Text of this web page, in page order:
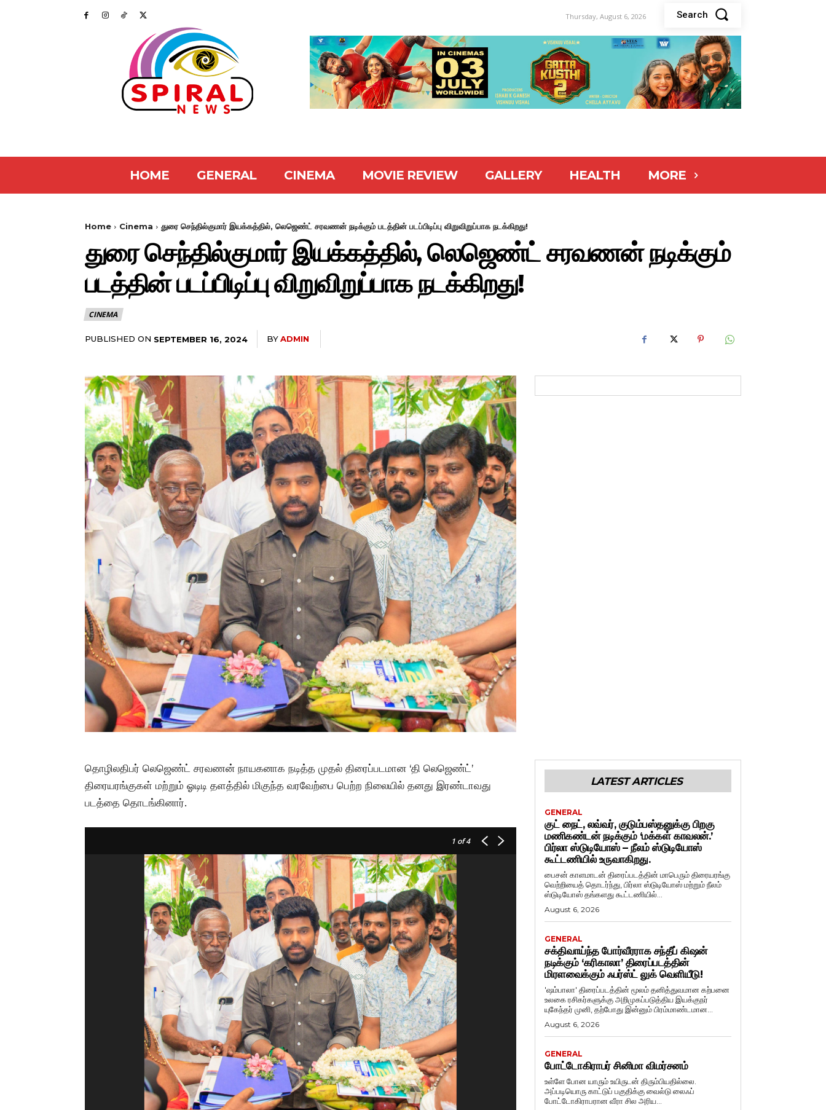
Thursday, August 6, 2026 Search
HOME GENERAL CINEMA MOVIE REVIEW GALLERY HEALTH MORE
Home Cinema துரை செந்தில்குமார் இயக்கத்தில், லெஜெண்ட் சரவணன் நடிக்கும் படத்தின் படப்பிடிப்பு விறுவிறுப்பாக நடக்கிறது!
துரை செந்தில்குமார் இயக்கத்தில், லெஜெண்ட் சரவணன் நடிக்கும்
படத்தின் படப்பிடிப்பு விறுவிறுப்பாக நடக்கிறது!
CINEMA
PUBLISHED ON SEPTEMBER 16, 2024 BYADMIN
தொழிலதிபர் லெஜெண்ட் சரவணன் நாயகனாக நடித்த முதல் திரைப்படமான ‘தி லெஜெண்ட்’
திரையரங்குகள் மற்றும் ஓடிடி தளத்தில் மிகுந்த வரவேற்பை பெற்ற நிலையில் தனது இரண்டாவது
படத்தை தொடங்கினார்.
1 of 4
LATEST ARTICLES
GENERAL
குட் நைட், லவ்வர், குடும்பஸ்தனுக்கு பிறகு
மணிகண்டன் நடிக்கும் ‘மக்கள் காவலன்.’
பிர்லா ஸ்டுடியோஸ் – நீலம் ஸ்டுடியோஸ்
கூட்டணியில் உருவாகிறது.
பைசன் காளமாடன் திரைப்படத்தின் மாபெரும் திரையரங்கு
வெற்றியைத் தொடர்ந்து, பிர்லா ஸ்டுடியோஸ் மற்றும் நீலம்
ஸ்டுடியோஸ் தங்களது கூட்டணியில்...
August 6, 2026
GENERAL
சக்திவாய்ந்த போர்வீரராக சந்தீப் கிஷன்
நடிக்கும் ‘கரிகாலா’ திரைப்படத்தின்
மிரளவைக்கும் ஃபர்ஸ்ட் லுக் வெளியீடு!
'ஷம்பாலா' திரைப்படத்தின் மூலம் தனித்துவமான கற்பனை
உலகை ரசிகர்களுக்கு அறிமுகப்படுத்திய இயக்குநர்
யுகேந்தர் முனி, தற்போது இன்னும் பிரம்மாண்டமான...
August 6, 2026
GENERAL
போட்டோகிராபர் சினிமா விமர்சனம்
உள்ளே போன யாரும் உயிருடன் திரும்பியதில்லை.
அப்படியொரு காட்டுப் பகுதிக்கு வைல்டு லைஃப்
போட்டோகிராபரான வீரா சில அரிய...